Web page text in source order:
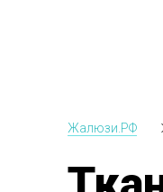
Жалюзи.РФ